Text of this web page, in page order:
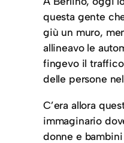
questa gente
giù un muro,
allineavo le
fingevo il
delle persone
C’era allora
immaginario
donne e bambini